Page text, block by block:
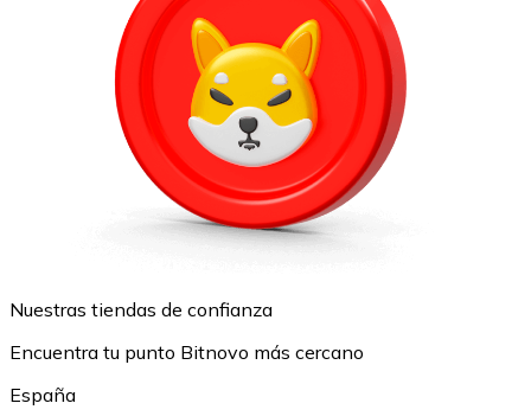
Nuestras tiendas de confianza
Encuentra tu punto Bitnovo más cercano
España